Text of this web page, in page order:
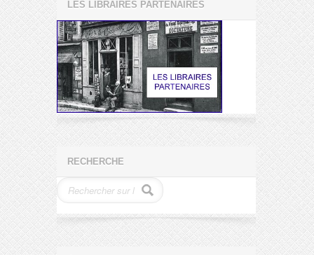
LES LIBRAIRES PARTENAIRES
RECHERCHE